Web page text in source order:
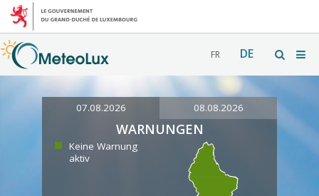
FR DE
07.08.2026 08.08.2026
WARNUNGEN
Keine Warnung
aktiv